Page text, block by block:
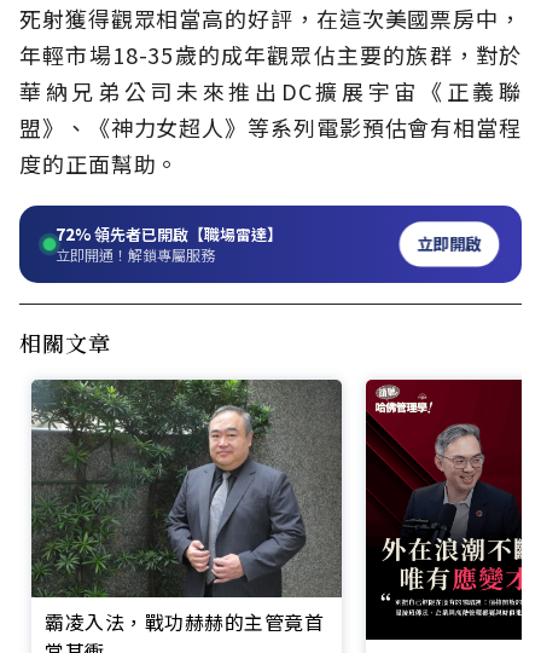
死射獲得觀眾相當高的好評，在這次美國票房中，
年輕市場18-35歲的成年觀眾佔主要的族群，對於
華納兄弟公司未來推出DC擴展宇宙《正義聯
盟》、《神力女超人》等系列電影預估會有相當程
度的正面幫助。
72%領先者已開啟【職場雷達】
立即開通！解鎖專屬服務 立即開啟
相關文章
霸凌入法，戰功赫赫的主管竟首